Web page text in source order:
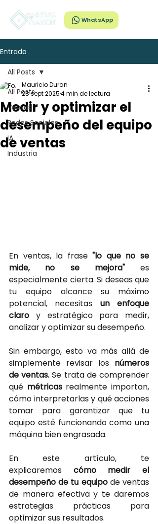
WhatsApp
Entrada
All Posts
Ventas
Redes Sociales
IA
Industria
All Posts
Medir y optimizar el
desempeño del equipo
de ventas
Mauricio Duran
28 sept 20254 min de lectura
En ventas, la frase "lo que no se
mide, no se mejora"
es
especialmente cierta. Si deseas que
tu equipo alcance su máximo
potencial, necesitas
un enfoque
claro
y estratégico para medir,
analizar y optimizar su desempeño.
Sin embargo, esto va más allá de
simplemente revisar los números
de ventas. Se trata de comprender
qué métricas realmente importan,
cómo interpretarlas y qué acciones
tomar para garantizar que tu
equipo esté funcionando como una
máquina bien engrasada.
En este artículo, te
explicaremos
cómo medir el
desempeño de tu equipo de ventas
de manera efectiva y te daremos
estrategias prácticas para
optimizar sus resultados.